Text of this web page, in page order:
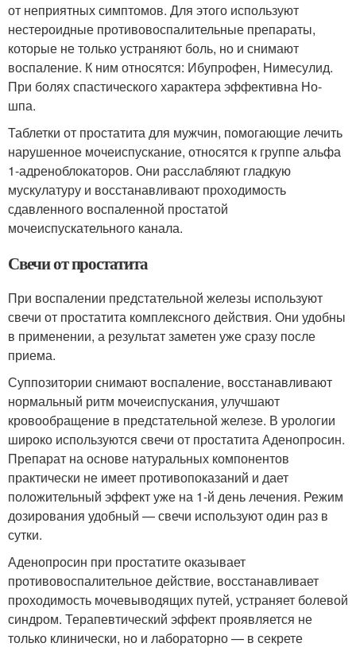
от неприятных симптомов. Для этого используют
нестероидные противовоспалительные препараты,
которые не только устраняют боль, но и снимают
воспаление. К ним относятся: Ибупрофен, Нимесулид.
При болях спастического характера эффективна Но-
шпа.
Таблетки от простатита для мужчин, помогающие лечить
нарушенное мочеиспускание, относятся к группе альфа
1-адреноблокаторов. Они расслабляют гладкую
мускулатуру и восстанавливают проходимость
сдавленного воспаленной простатой
мочеиспускательного канала.
Свечи от простатита
При воспалении предстательной железы используют
свечи от простатита комплексного действия. Они удобны
в применении, а результат заметен уже сразу после
приема.
Суппозитории снимают воспаление, восстанавливают
нормальный ритм мочеиспускания, улучшают
кровообращение в предстательной железе. В урологии
широко используются свечи от простатита Аденопросин.
Препарат на основе натуральных компонентов
практически не имеет противопоказаний и дает
положительный эффект уже на 1-й день лечения. Режим
дозирования удобный — свечи используют один раз в
сутки.
Аденопросин при простатите оказывает
противовоспалительное действие, восстанавливает
проходимость мочевыводящих путей, устраняет болевой
синдром. Терапевтический эффект проявляется не
только клинически, но и лабораторно — в секрете